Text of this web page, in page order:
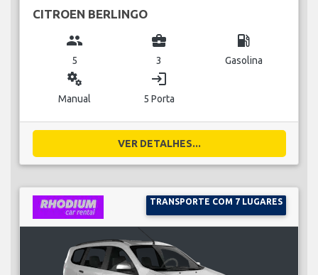
CITROEN BERLINGO
group
5
business_center
3
local_gas_station
Gasolina
miscellaneous_services
Manual
login
5 Porta
VER DETALHES...
TRANSPORTE COM 7 LUGARES